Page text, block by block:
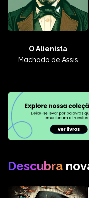
O Alienista
Machado de Assis
Descubra